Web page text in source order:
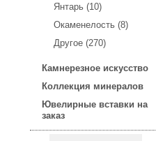
Янтарь (10)
Окаменелость (8)
Другое (270)
Камнерезное искусство
Коллекция минералов
Ювелирные вставки на
заказ